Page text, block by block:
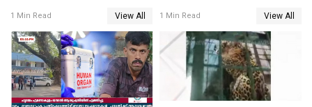
ദാരുണാന്ത്യം; ജീപ്സി
ഓടിച്ചയാൾ അറസ്റ്റിൽ.
1 Min Read View All 1 Min Read View All